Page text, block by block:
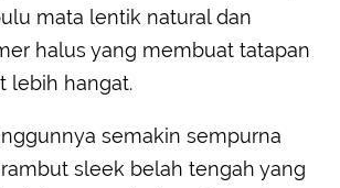
mata lentik natural dan
halus yang membuat tatapan
lebih hangat.
semakin sempurna
sleek belah tengah yang